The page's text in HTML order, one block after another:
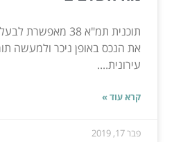
תוכנית תמ"א 38
את הנכס באופן ניכר ולמעשה
עירונית....
קרא עוד »
פבר 17, 2019